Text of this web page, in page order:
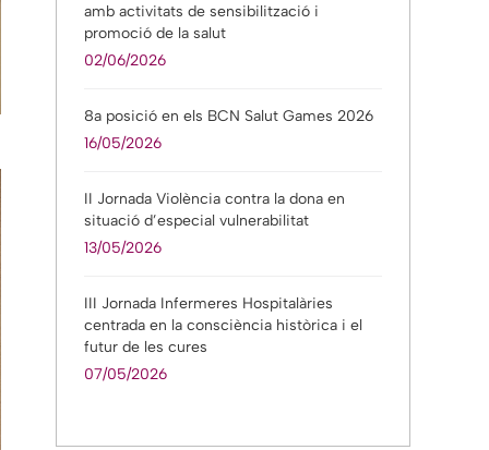
amb activitats de sensibilització i
promoció de la salut
02/06/2026
8a posició en els BCN Salut Games 2026
16/05/2026
II Jornada Violència contra la dona en
situació d’especial vulnerabilitat
13/05/2026
III Jornada Infermeres Hospitalàries
centrada en la consciència històrica i el
futur de les cures
07/05/2026